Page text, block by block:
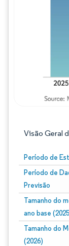
Visão Geral
Período de
Período de
Previsão
Tamanho do
ano base
Tamanho do
(2026)